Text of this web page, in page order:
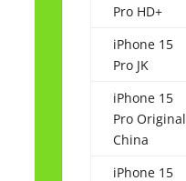
Pro HD+
iPhone 15
Pro JK
iPhone 15
Pro Original
China
iPhone 15